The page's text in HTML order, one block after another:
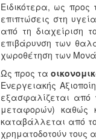
Ειδικότερα, ως προς
επιπτώσεις στη
από τη διαχείριση
επιβάρυνση των
χωροθέτηση των
Ως προς τα
Ενεργειακής
εξασφαλίζεται από
μεταφορών) καθώς
καταβάλλεται από
χρηματοδοτούν τους